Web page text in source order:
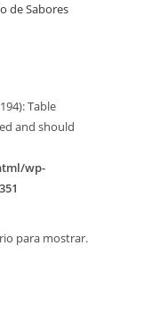
de Sabores
Table
and should
wp-
para mostrar.